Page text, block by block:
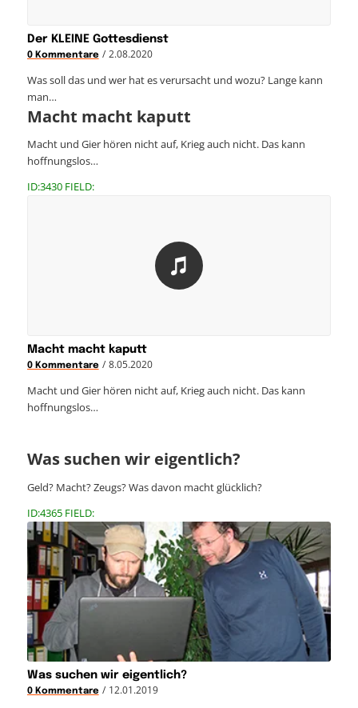
Der KLEINE Gottesdienst
0 Kommentare / 2.08.2020
Was soll das und wer hat es verursacht und wozu? Lange kann
man…
Macht macht kaputt
Macht und Gier hören nicht auf, Krieg auch nicht. Das kann
hoffnungslos…
ID:3430 FIELD:
Macht macht kaputt
0 Kommentare / 8.05.2020
Macht und Gier hören nicht auf, Krieg auch nicht. Das kann
hoffnungslos…
Was suchen wir eigentlich?
Geld? Macht? Zeugs? Was davon macht glücklich?
ID:4365 FIELD:
Was suchen wir eigentlich?
0 Kommentare / 12.01.2019